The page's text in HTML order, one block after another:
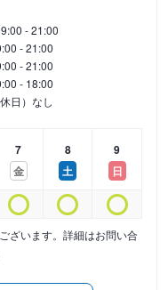
- 21:00
- 21:00
- 21:00
- 18:00
休日）なし
7
金
8
土
9
日
ざいます。詳細はお問い合